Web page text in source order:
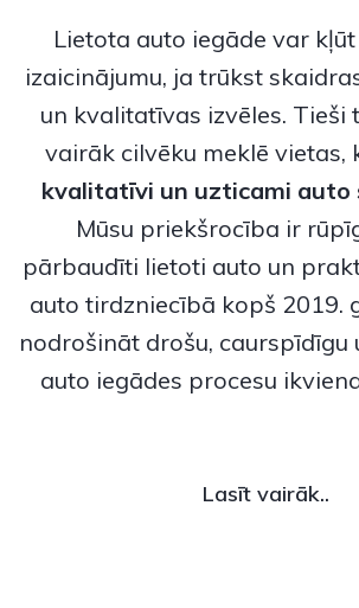
Lietota auto iegāde var
izaicinājumu, ja trūkst
un kvalitatīvas izvēles. Tieši
vairāk cilvēku meklē vietas,
kvalitatīvi un uzticami auto
Mūsu priekšrocība ir
pārbaudīti lietoti auto un
auto tirdzniecībā kopš 2019.
nodrošināt drošu, caurspīdīgu
auto iegādes procesu
Lasīt vairāk..